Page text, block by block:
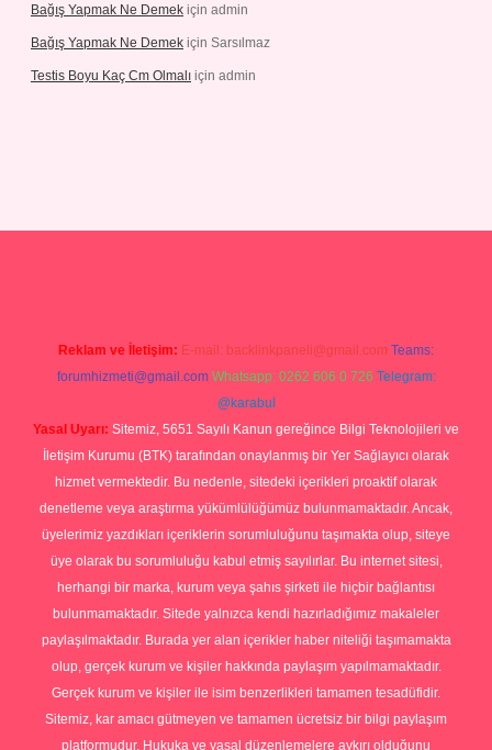
Bağış Yapmak Ne Demek için admin
Bağış Yapmak Ne Demek için Sarsılmaz
Testis Boyu Kaç Cm Olmalı için admin
Reklam ve İletişim: E-mail: backlinkpaneli@gmail.com Teams:
forumhizmeti@gmail.com Whatsapp: 0262 606 0 726 Telegram:
@karabul
Yasal Uyarı: Sitemiz, 5651 Sayılı Kanun gereğince Bilgi Teknolojileri ve
İletişim Kurumu (BTK) tarafından onaylanmış bir Yer Sağlayıcı olarak
hizmet vermektedir. Bu nedenle, sitedeki içerikleri proaktif olarak
denetleme veya araştırma yükümlülüğümüz bulunmamaktadır. Ancak,
üyelerimiz yazdıkları içeriklerin sorumluluğunu taşımakta olup, siteye
üye olarak bu sorumluluğu kabul etmiş sayılırlar. Bu internet sitesi,
herhangi bir marka, kurum veya şahıs şirketi ile hiçbir bağlantısı
bulunmamaktadır. Sitede yalnızca kendi hazırladığımız makaleler
paylaşılmaktadır. Burada yer alan içerikler haber niteliği taşımamakta
olup, gerçek kurum ve kişiler hakkında paylaşım yapılmamaktadır.
Gerçek kurum ve kişiler ile isim benzerlikleri tamamen tesadüfidir.
Sitemiz, kar amacı gütmeyen ve tamamen ücretsiz bir bilgi paylaşım
platformudur. Hukuka ve yasal düzenlemelere aykırı olduğunu